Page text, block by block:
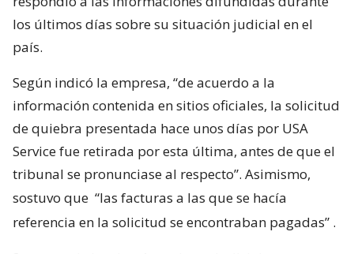
los últimos días sobre su situación judicial en el
país.
Según indicó la empresa, “de acuerdo a la
información contenida en sitios oficiales, la solicitud
de quiebra presentada hace unos días por USA
Service fue retirada por esta última, antes de que el
tribunal se pronunciase al respecto”. Asimismo,
sostuvo que “las facturas a las que se hacía
referencia en la solicitud se encontraban pagadas” .